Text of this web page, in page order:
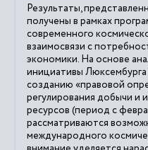
Результаты,
получены в рамках
современного
взаимосвязи с
экономики. На основе
инициативы
созданию «правовой
регулирования добычи и
ресурсов (период с
рассматриваются
международного